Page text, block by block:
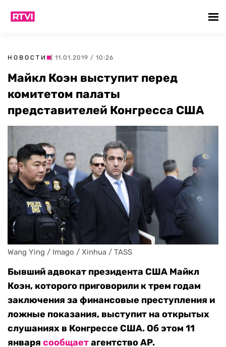
НОВОСТИ | 11.01.2019 / 10:26
Майкл Коэн выступит перед
комитетом палаты
представителей Конгресса США
Wang Ying / Imago / Xinhua / TASS
Бывший адвокат президента США Майкл
Коэн, которого приговорили к трем годам
заключения за финансовые преступления и
ложные показания, выступит на открытых
слушаниях в Конгрессе США. Об этом 11
января сообщаетагентство AP.